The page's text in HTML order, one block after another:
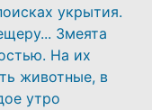
укрытия.
Змеята
На их
животные, в
утро